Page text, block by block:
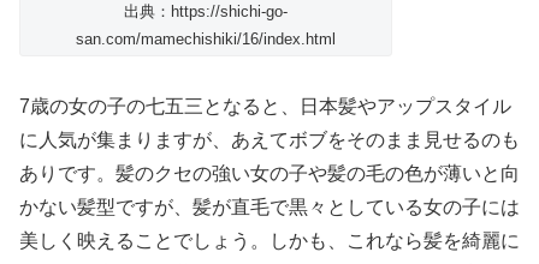
出典：https://shichi-go-
san.com/mamechishiki/16/index.html
7歳の女の子の七五三となると、日本髪やアップスタイル
に人気が集まりますが、あえてボブをそのまま見せるのも
ありです。髪のクセの強い女の子や髪の毛の色が薄いと向
かない髪型ですが、髪が直毛で黒々としている女の子には
美しく映えることでしょう。しかも、これなら髪を綺麗に